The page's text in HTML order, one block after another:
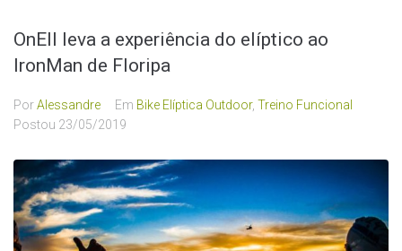
OnEll leva a experiência do elíptico ao
IronMan de Floripa
PorAlessandre Em Bike Elíptica Outdoor, Treino Funcional
Postou 23/05/2019